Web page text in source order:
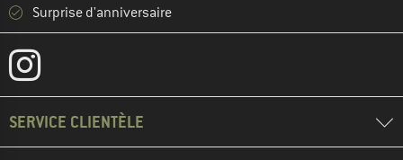
Surprise d'anniversaire
SERVICE CLIENTÈLE